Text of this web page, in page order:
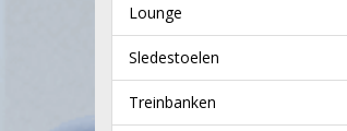
Lounge
Sledestoelen
Treinbanken